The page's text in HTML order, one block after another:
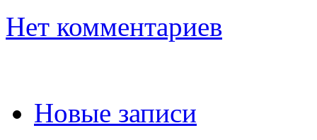
Нет комментариев
Новые записи